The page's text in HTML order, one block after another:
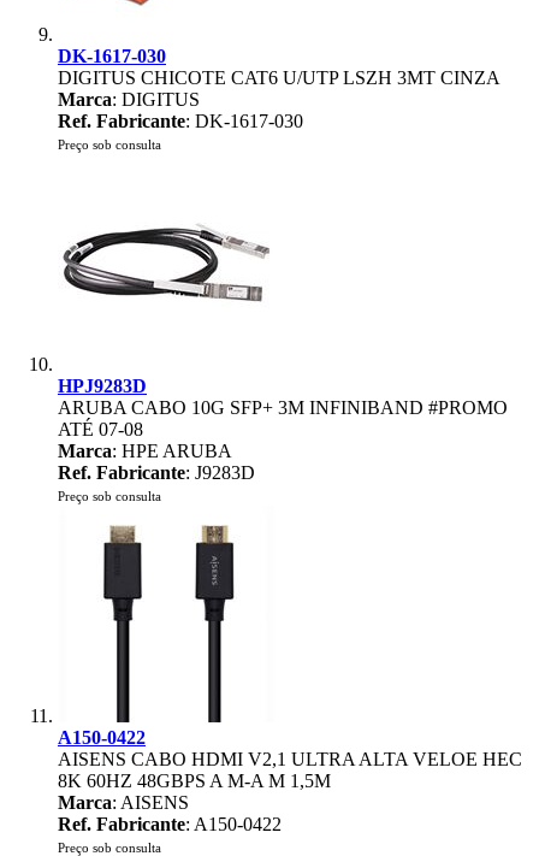
DK-1617-030
DIGITUS CHICOTE CAT6 U/UTP LSZH 3MT CINZA
Marca: DIGITUS
Ref. Fabricante: DK-1617-030
Preço sob consulta
HPJ9283D
ARUBA CABO 10G SFP+ 3M INFINIBAND #PROMO
ATÉ 07-08
Marca: HPE ARUBA
Ref. Fabricante: J9283D
Preço sob consulta
A150-0422
AISENS CABO HDMI V2,1 ULTRA ALTA VELOE HEC
8K 60HZ 48GBPS A M-A M 1,5M
Marca: AISENS
Ref. Fabricante: A150-0422
Preço sob consulta